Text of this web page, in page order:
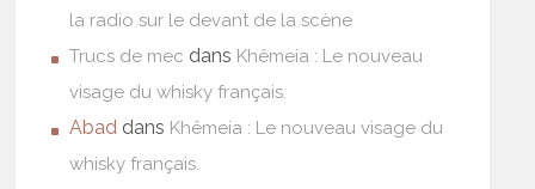
la radio sur le devant de la scène
Trucs de mec dans Khêmeia : Le nouveau
visage du whisky français.
Abad dans Khêmeia : Le nouveau visage du
whisky français.